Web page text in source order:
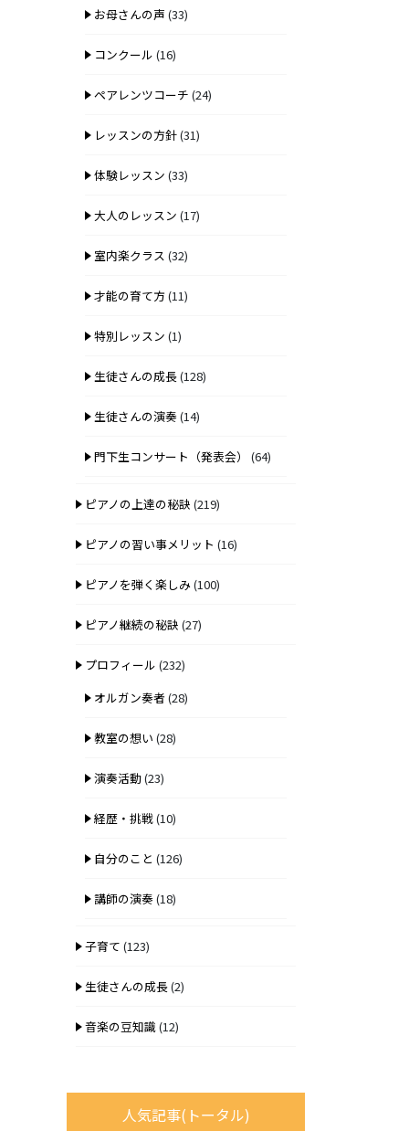
お母さんの声 (33)
コンクール (16)
ペアレンツコーチ (24)
レッスンの方針(31)
体験レッスン (33)
大人のレッスン (17)
室内楽クラス (32)
才能の育て方 (11)
特別レッスン (1)
生徒さんの成長(128)
生徒さんの演奏(14)
門下生コンサート（発表会） (64)
ピアノの上達の秘訣 (219)
ピアノの習い事メリット (16)
ピアノを弾く楽しみ(100)
ピアノ継続の秘訣 (27)
プロフィール (232)
オルガン奏者 (28)
教室の想い (28)
演奏活動(23)
経歴・挑戦(10)
自分のこと (126)
講師の演奏(18)
子育て (123)
生徒さんの成長(2)
音楽の豆知識(12)
人気記事(トータル)